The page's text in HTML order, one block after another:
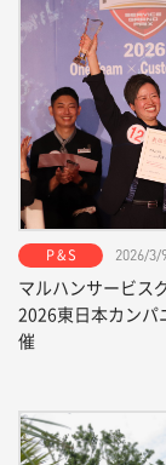
P & S 2026/3/
マルハンサービス
2026東日本カンパ
催